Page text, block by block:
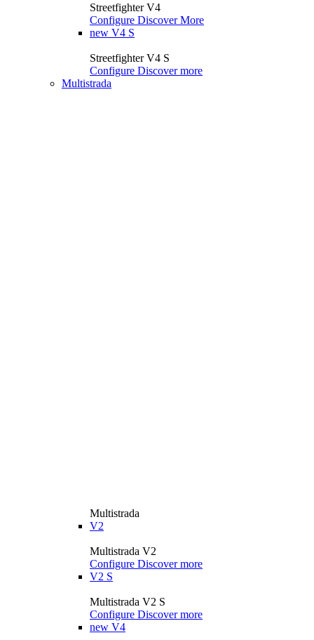
Streetfighter V4
Configure Discover More
new V4 S
Streetfighter V4 S
Configure Discover more
Multistrada
Multistrada
V2
Multistrada V2
Configure Discover more
V2 S
Multistrada V2 S
Configure Discover more
new V4